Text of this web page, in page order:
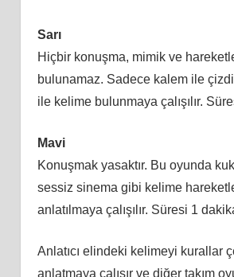
Sarı
Hiçbir konuşma, mimik ve
bulunamaz. Sadece kalem ile
ile kelime bulunmaya çalışılır.
Mavi
Konuşmak yasaktır. Bu oyunda
sessiz sinema gibi kelime
anlatılmaya çalışılır. Süresi 1
Anlatıcı elindeki kelimeyi kurallar
anlatmaya çalışır ve diğer takım